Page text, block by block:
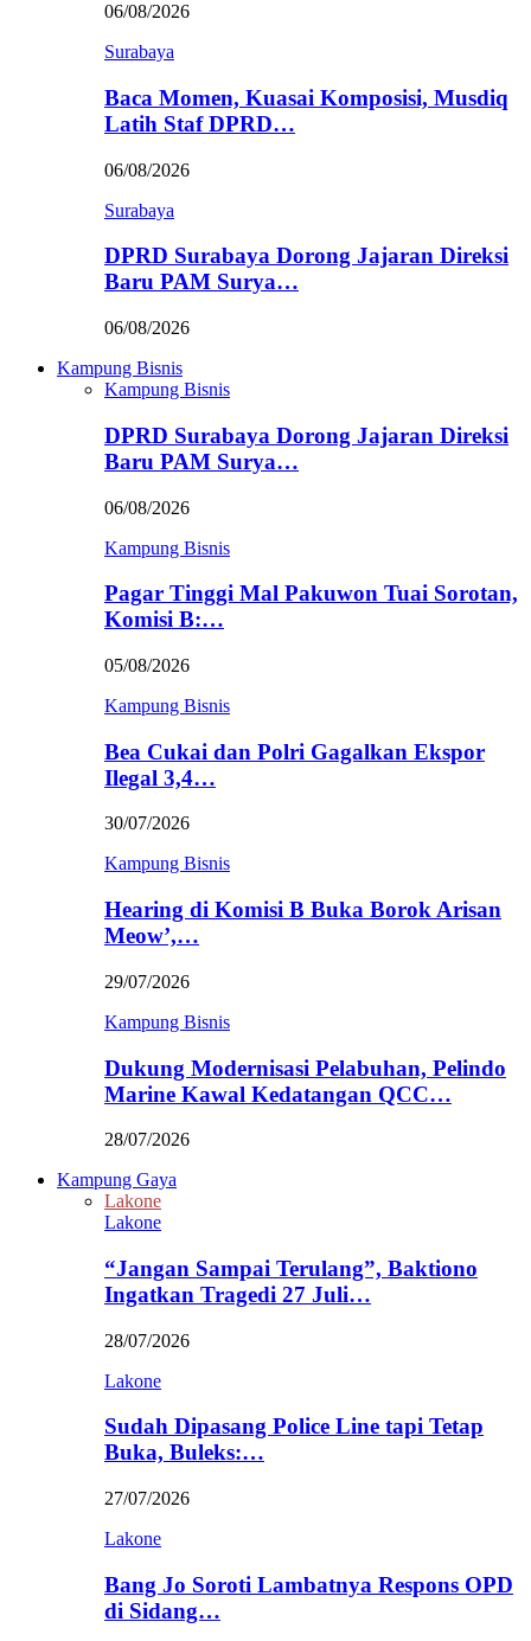
06/08/2026
Surabaya
Baca Momen, Kuasai Komposisi, Musdiq
Latih Staf DPRD…
06/08/2026
Surabaya
DPRD Surabaya Dorong Jajaran Direksi
Baru PAM Surya…
06/08/2026
Kampung Bisnis
Kampung Bisnis
DPRD Surabaya Dorong Jajaran Direksi
Baru PAM Surya…
06/08/2026
Kampung Bisnis
Pagar Tinggi Mal Pakuwon Tuai Sorotan,
Komisi B:…
05/08/2026
Kampung Bisnis
Bea Cukai dan Polri Gagalkan Ekspor
Ilegal 3,4…
30/07/2026
Kampung Bisnis
Hearing di Komisi B Buka Borok Arisan
Meow’,…
29/07/2026
Kampung Bisnis
Dukung Modernisasi Pelabuhan, Pelindo
Marine Kawal Kedatangan QCC…
28/07/2026
Kampung Gaya
Lakone
Lakone
“Jangan Sampai Terulang”, Baktiono
Ingatkan Tragedi 27 Juli…
28/07/2026
Lakone
Sudah Dipasang Police Line tapi Tetap
Buka, Buleks:…
27/07/2026
Lakone
Bang Jo Soroti Lambatnya Respons OPD
di Sidang…